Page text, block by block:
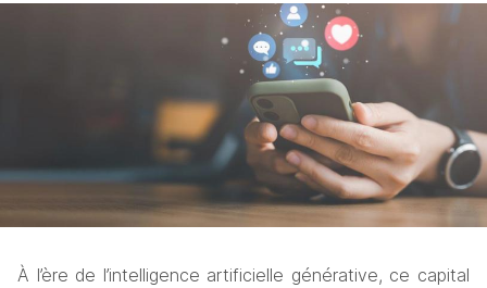
À l’ère de l’intelligence artificielle générative, ce capital